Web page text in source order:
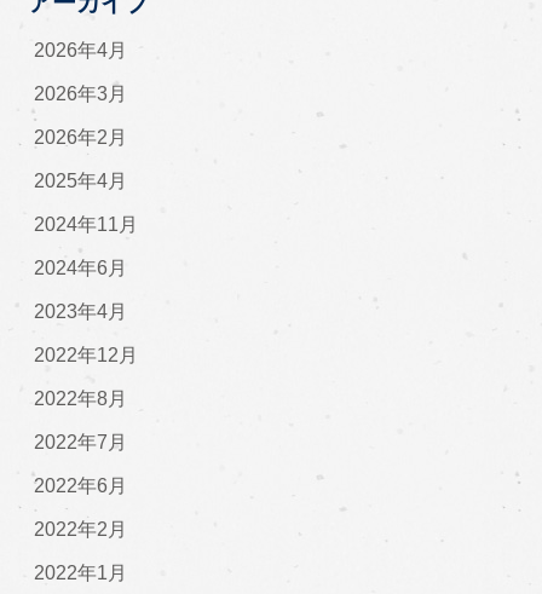
2026年4月
2026年3月
2026年2月
2025年4月
2024年11月
2024年6月
2023年4月
2022年12月
2022年8月
2022年7月
2022年6月
2022年2月
2022年1月